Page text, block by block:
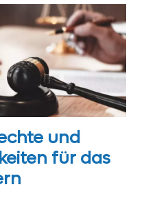
und
für das